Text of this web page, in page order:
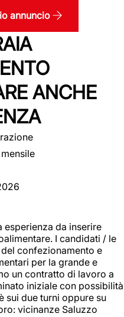
annuncio
ANCHE
esperienza da inserire
I candidati / le
confezionamento e
per la grande e
un contratto di lavoro a
iniziale con possibilità
sui due turni oppure su
vicinanze Saluzzo